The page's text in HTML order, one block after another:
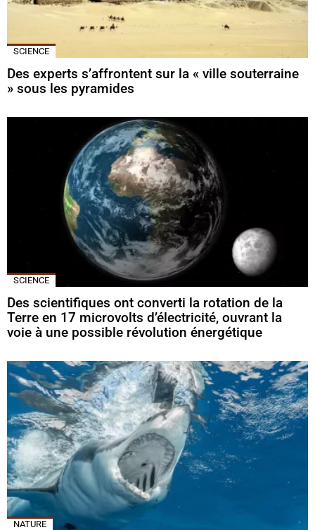
SCIENCE
Des experts s’affrontent sur la « ville souterraine
» sous les pyramides
SCIENCE
Des scientifiques ont converti la rotation de la
Terre en 17 microvolts d’électricité, ouvrant la
voie à une possible révolution énergétique
NATURE